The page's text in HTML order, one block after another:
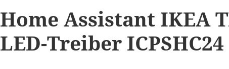
Home Assistant IKEA
LED-Treiber ICPSHC24